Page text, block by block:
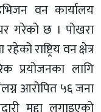
वन कार्यालय
गरेको छ । पोखरा
राष्ट्रिय वन क्षेत्र
प्रयोजनका लागि
आरोपित ५६ जना